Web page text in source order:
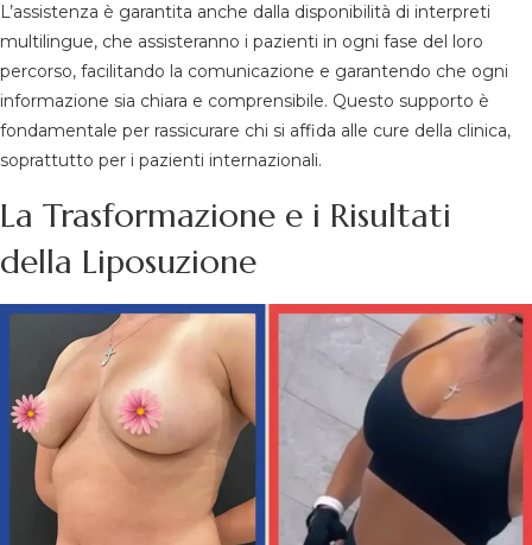
L’assistenza è garantita anche dalla disponibilità di interpreti
multilingue, che assisteranno i pazienti in ogni fase del loro
percorso, facilitando la comunicazione e garantendo che ogni
informazione sia chiara e comprensibile. Questo supporto è
fondamentale per rassicurare chi si affida alle cure della clinica,
soprattutto per i pazienti internazionali.
La Trasformazione e i Risultati
della Liposuzione